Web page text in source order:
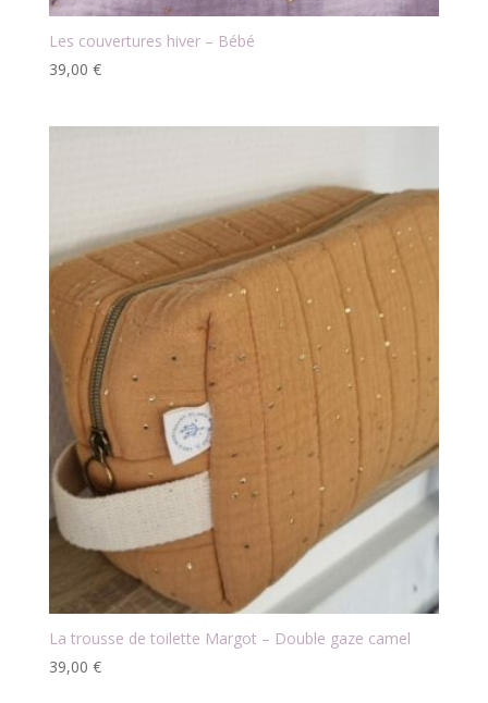
Les couvertures hiver – Bébé
39,00 €
La trousse de toilette Margot – Double gaze camel
39,00 €